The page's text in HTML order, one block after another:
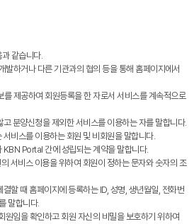
같습니다.
하거나 다른 기관과의 협의 등을 통해 홈페이지에서
제공하여 회원등록을 한 자로서 서비스를 계속적으로
분양신청을 제외한 서비스를 이용하는 자를 말합니다.
비스를 이용하는 회원 및 비회원을 말합니다.
Portal 간에 성립되는 계약을 말합니다.
서비스 이용을 위하여 회원이 정하는 문자와 숫자의 조
할 때 홈페이지에 등록하는 ID, 성명, 생년월일, 전화번
말합니다.
임을 확인하고 회원 자신의 비밀을 보호하기 위하여